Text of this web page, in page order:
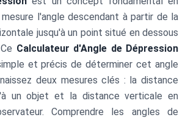
l'angle descendant à partir de la
jusqu'à un point situé en dessous
Calculateur d'Angle de Dépression
et précis de déterminer cet angle
deux mesures clés : la distance
un objet et la distance verticale en
Comprendre les angles de